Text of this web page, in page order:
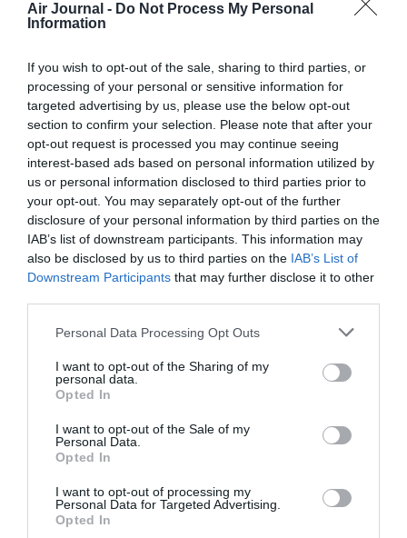
Air Journal - Do Not Process My Personal
Information
If you wish to opt-out of the sale, sharing to third parties, or
processing of your personal or sensitive information for
targeted advertising by us, please use the below opt-out
section to confirm your selection. Please note that after your
opt-out request is processed you may continue seeing
interest-based ads based on personal information utilized by
us or personal information disclosed to third parties prior to
your opt-out. You may separately opt-out of the further
disclosure of your personal information by third parties on the
IAB’s list of downstream participants. This information may
also be disclosed by us to third parties on the IAB’s List of
Downstream Participants that may further disclose it to other
Personal Data Processing Opt Outs
I want to opt-out of the Sharing of my
personal data.
Opted In
I want to opt-out of the Sale of my
Personal Data.
Opted In
I want to opt-out of processing my
Personal Data for Targeted Advertising.
Opted In
frais et d annuler jusqu a 10 min avant en étant remboursé en
crédit de vol…
des aéroports secondaires, d avoir des temps de rotation
courts et d utiliser un seul type d appareil. C est surtout les
revenus additionnels ancillaires qui font d une low cost une
low cost…
RÉPONDRE
LAISSER UN COMMENTAIRE
FAIRE UN DON
Soutenez Air Journal participez
à son